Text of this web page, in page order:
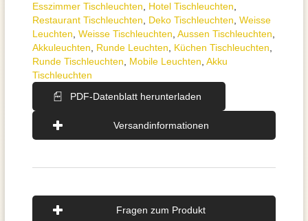
Esszimmer Tischleuchten
Hotel Tischleuchten
Restaurant Tischleuchten
Deko Tischleuchten Weisse
Leuchten Weisse Tischleuchten Aussen Tischleuchten
Akkuleuchten
Runde Leuchten Küchen Tischleuchten
Runde Tischleuchten
Mobile Leuchten Akku
Tischleuchten
PDF-Datenblatt herunterladen
Versandinformationen
Fragen zum Produkt